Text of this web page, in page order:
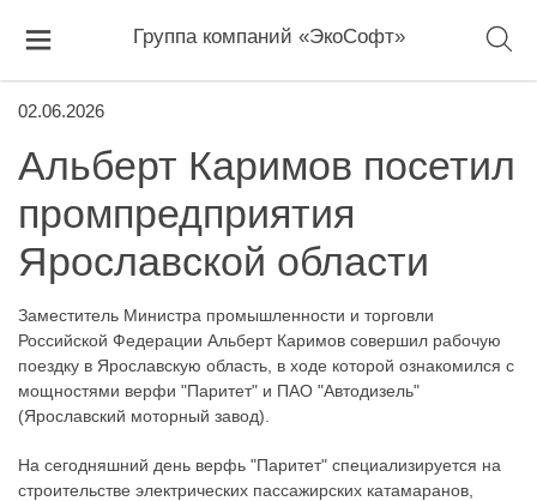
Группа компаний «ЭкоСофт»
02.06.2026
Альберт Каримов посетил
промпредприятия
Ярославской области
Заместитель Министра промышленности и торговли
Российской Федерации Альберт Каримов совершил рабочую
поездку в Ярославскую область, в ходе которой ознакомился с
мощностями верфи "Паритет" и ПАО "Автодизель"
(Ярославский моторный завод).
На сегодняшний день верфь "Паритет" специализируется на
строительстве электрических пассажирских катамаранов,